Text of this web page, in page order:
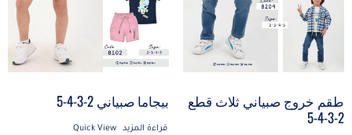
طقم خروج صبياني ثلاث قطع
2-3-4-5
بيجاما صبياني 2-3-4-5
قراءة المزيد Quick View